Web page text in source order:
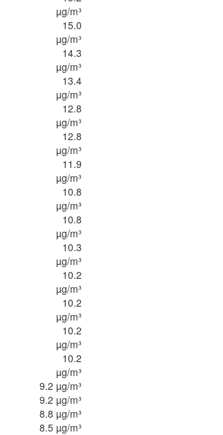
µg/m³
15.0
µg/m³
14.3
µg/m³
13.4
µg/m³
12.8
µg/m³
12.8
µg/m³
11.9
µg/m³
10.8
µg/m³
10.8
µg/m³
10.3
µg/m³
10.2
µg/m³
10.2
µg/m³
10.2
µg/m³
10.2
µg/m³
9.2 µg/m³
9.2 µg/m³
8.8 µg/m³
8.5 µg/m³